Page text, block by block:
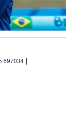
697034 |